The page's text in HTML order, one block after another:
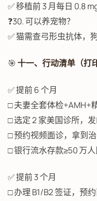
✅ 移植前 3 月每日 0.8
❓30. 可以养宠物？
✅ 猫需查弓形虫抗体，
🎯 十一、行动清单（打
✅ 提前 6 个月
□ 夫妻全套体检+AMH+
□ 选定 2 家美国诊所，
□ 预约视频面诊，拿到
□ 银行流水存款≥50 万
✅ 提前 3 个月
□ 办理 B1/B2 签证，预